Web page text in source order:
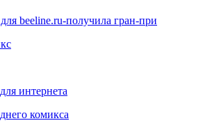
beeline.ru-получила гран-при
интернета
комикса